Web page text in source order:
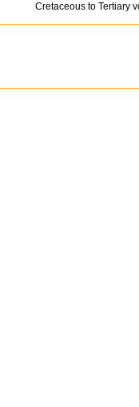
Cretaceous to Tertiary